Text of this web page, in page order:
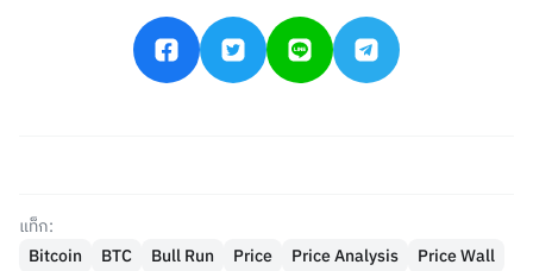
แท็ก:
Bitcoin
BTC Bull Run Price Price Analysis Price Wall